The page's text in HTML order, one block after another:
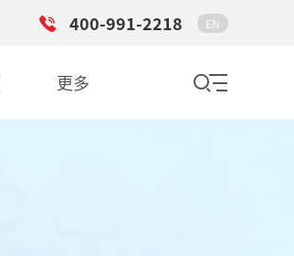
400-991-2218 EN
更多